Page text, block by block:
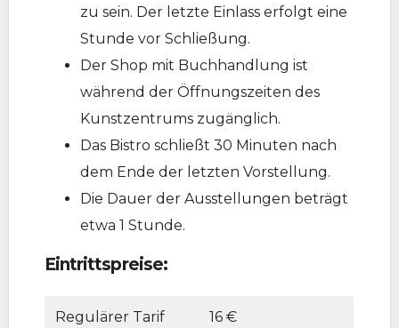
zu sein. Der letzte Einlass erfolgt eine
Stunde vor Schließung.
Der Shop mit Buchhandlung ist
während der Öffnungszeiten des
Kunstzentrums zugänglich.
Das Bistro schließt 30 Minuten nach
dem Ende der letzten Vorstellung.
Die Dauer der Ausstellungen beträgt
etwa 1 Stunde.
Eintrittspreise:
Regulärer Tarif 16 €